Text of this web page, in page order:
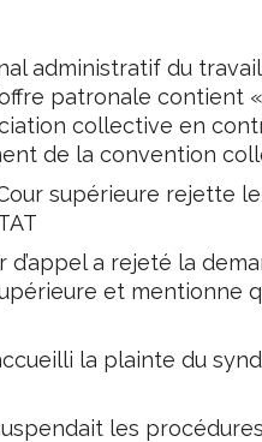
administratif du
patronale contient
collective en
de la convention
supérieure rejette
d’appel a rejeté la
et mentionne
la plainte du
les